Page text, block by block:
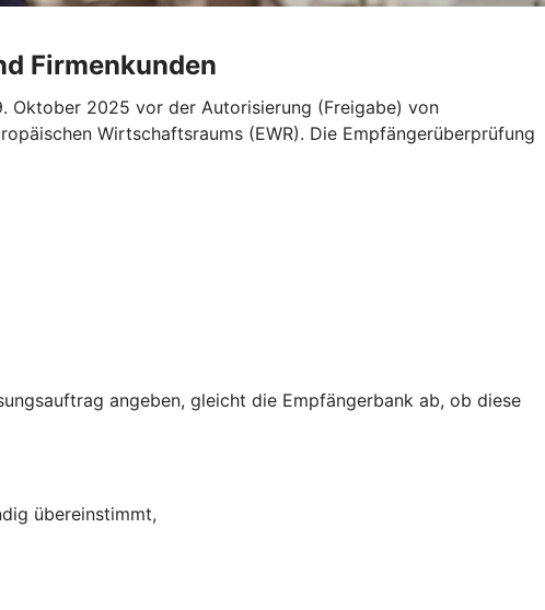
Firmenkunden
Oktober 2025 vor der Autorisierung (Freigabe) von
Wirtschaftsraums (EWR). Die Empfängerüberprüfung
angeben, gleicht die Empfängerbank ab, ob diese
übereinstimmt,